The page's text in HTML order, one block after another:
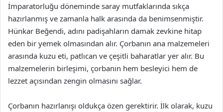
İmparatorluğu döneminde saray mutfaklarında sıkça
hazırlanmış ve zamanla halk arasında da benimsenmiştir.
Hünkar Beğendi, adını padişahların damak zevkine hitap
eden bir yemek olmasından alır. Çorbanın ana malzemeleri
arasında kuzu eti, patlıcan ve çeşitli baharatlar yer alır. Bu
malzemelerin birleşimi, çorbanın hem besleyici hem de
lezzet açısından zengin olmasını sağlar.
Çorbanın hazırlanışı oldukça özen gerektirir. İlk olarak, kuzu